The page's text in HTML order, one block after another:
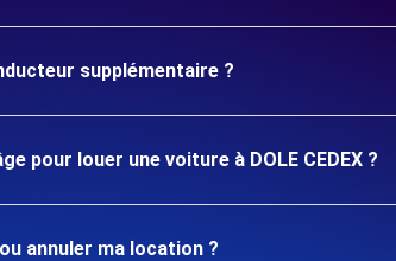
supplémentaire ?
pour louer une voiture à DOLE CEDEX ?
annuler ma location ?